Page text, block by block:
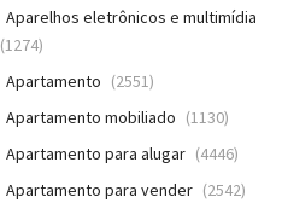
Aparelhos eletrônicos e multimídia
(1274)
Apartamento (2551)
Apartamento mobiliado (1130)
Apartamento para alugar (4446)
Apartamento para vender (2542)